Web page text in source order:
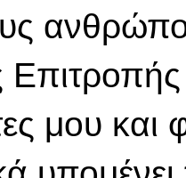
μου και